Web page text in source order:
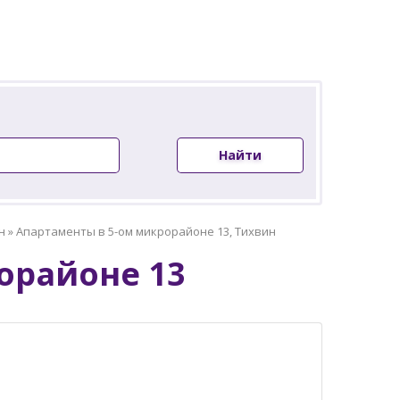
Найти
»Апартаменты в 5-ом микрорайоне 13, Тихвин
13